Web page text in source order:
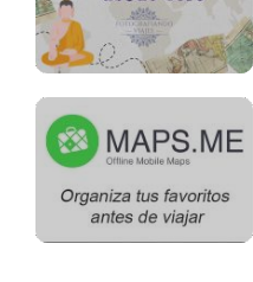
MapsMe
organizar
favoritos